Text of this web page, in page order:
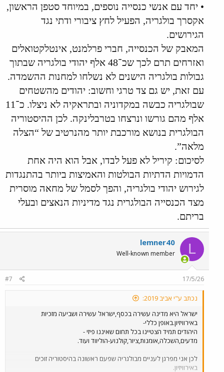
• יחד עם אנשי כנסייה נוספים, במיוחד סטפן הראשון,
אקסרך בולגריה, הפעיל לחץ ציבורי ודתי נגד
הגירושים.
המאבק של הכנסייה, חברי פרלמנט, אינטלקטואלים
ואזרחים תרם לכך שכ־48 אלף יהודי בולגריה שבתוך
גבולות בולגריה הישנים לא נשלחו למחנות ההשמדה.
עם זאת, יש גם צד טרגי וחשוב: יהודים מהשטחים
שבולגריה כבשה במקדוניה ובתראקיה לא ניצלו. כ־11
אלף מהם גורשו ונרצחו בטרבלינקה. לכן ההיסטוריה
הבולגרית בנושא מורכבת יותר מהנרטיב של “הצלה
מלאה”.
לסיכום: קיריל לא פעל לבדו, אבל הוא היה אחת
הדמויות הדתיות הבולטות והאמיצות ביותר בהתנגדות
לגירוש יהודי בולגריה, והפך לסמל של מחאה מוסרית
מצד הכנסייה הבולגרית נגד מדיניות הנאצים ובעלי
בריתם.
L
lemner40
Well-known member
17/5/26
#7
נכתב ע"י אביב 2019:
ישראל היא מדינה עשירה בכסף,ישראל עשירה ושביעה מזכיות
באירוויזיון.באופן כללי-
היהודים תמיד הצטיינו בכל תחום שאיננו פיזי -
מדעים,השכלה,אומנות,ציור,קולנוע-הוליווד ועוד.
לכן אני מפרגן לעניים מבולגריה שפעם ראשונה בהיסטוריה זוכים
באירוויזיון.